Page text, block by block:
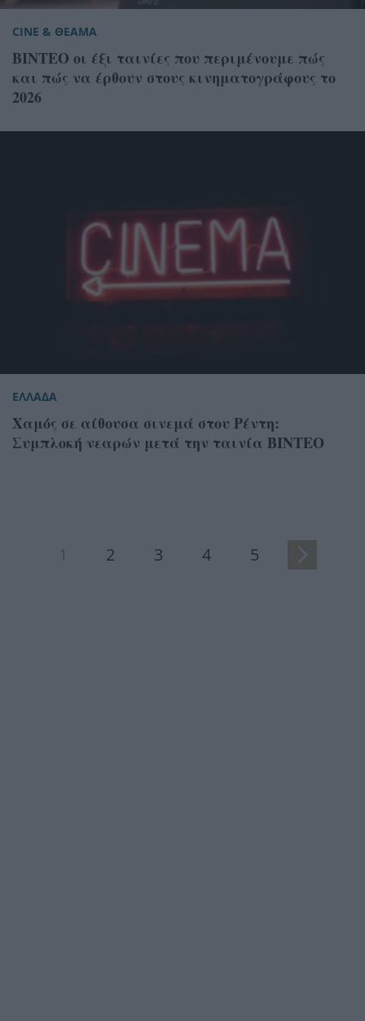
CINE & ΘΕΑΜΑ
ΒΙΝΤΕΟ οι έξι ταινίες που περιμένουμε πώς
και πώς να έρθουν στους κινηματογράφους το
2026
ΕΛΛΑΔΑ
Χαμός σε αίθουσα σινεμά στου Ρέντη:
Συμπλοκή νεαρών μετά την ταινία ΒΙΝΤΕΟ
1 2 3 4 5